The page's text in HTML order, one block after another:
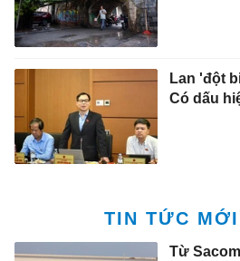
Lan 'đột
Có dấu
TIN TỨC
Từ